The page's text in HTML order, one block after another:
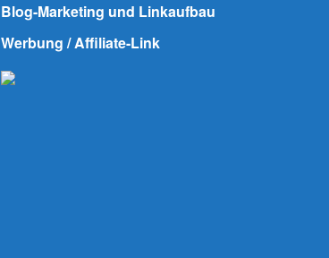
Blog-Marketing und Linkaufbau
Werbung / Affiliate-Link